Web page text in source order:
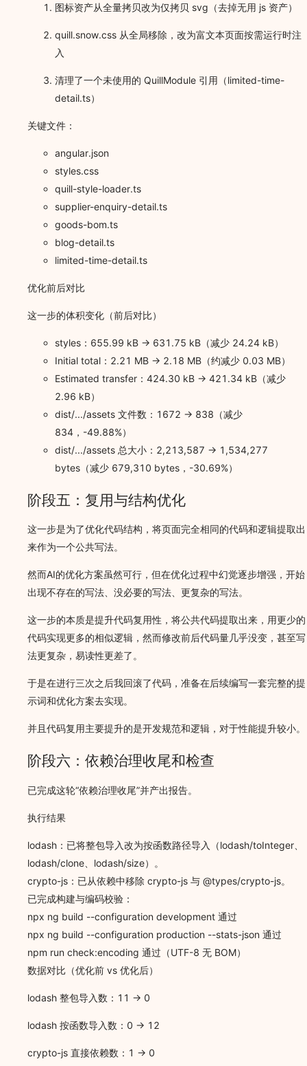
图标资产从全量拷贝改为仅拷贝 svg（去掉无用 js 资产）
quill.snow.css 从全局移除，改为富文本页面按需运行时注
入
清理了一个未使用的 QuillModule 引用（limited-time-
detail.ts）
关键文件：
angular.json
styles.css
quill-style-loader.ts
supplier-enquiry-detail.ts
goods-bom.ts
blog-detail.ts
limited-time-detail.ts
优化前后对比
这一步的体积变化（前后对比）
styles：655.99 kB -> 631.75 kB（减少 24.24 kB）
Initial total：2.21 MB -> 2.18 MB（约减少 0.03 MB）
Estimated transfer：424.30 kB -> 421.34 kB（减少
2.96 kB）
dist/.../assets 文件数：1672 -> 838（减少
834，-49.88%）
dist/.../assets 总大小：2,213,587 -> 1,534,277
bytes（减少 679,310 bytes，-30.69%）
阶段五：复用与结构优化
这一步是为了优化代码结构，将页面完全相同的代码和逻辑提取出
来作为一个公共写法。
然而AI的优化方案虽然可行，但在优化过程中幻觉逐步增强，开始
出现不存在的写法、没必要的写法、更复杂的写法。
这一步的本质是提升代码复用性，将公共代码提取出来，用更少的
代码实现更多的相似逻辑，然而修改前后代码量几乎没变，甚至写
法更复杂，易读性更差了。
于是在进行三次之后我回滚了代码，准备在后续编写一套完整的提
示词和优化方案去实现。
并且代码复用主要提升的是开发规范和逻辑，对于性能提升较小。
阶段六：依赖治理收尾和检查
已完成这轮“依赖治理收尾”并产出报告。
执行结果
lodash：已将整包导入改为按函数路径导入（lodash/toInteger、
lodash/clone、lodash/size）。
crypto-js：已从依赖中移除 crypto-js 与 @types/crypto-js。
已完成构建与编码校验：
npx ng build --configuration development 通过
npx ng build --configuration production --stats-json 通过
npm run check:encoding 通过（UTF-8 无 BOM）
数据对比（优化前 vs 优化后）
lodash 整包导入数：11 -> 0
lodash 按函数导入数：0 -> 12
crypto-js 直接依赖数：1 -> 0